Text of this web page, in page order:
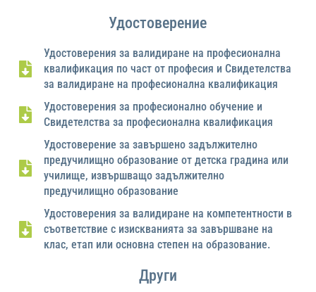
Удостоверение
Удостоверения за валидиране на професионална
квалификация по част от професия и Свидетелства
за валидиране на професионална квалификация
Удостоверения за професионално обучение и
Свидетелства за професионална квалификация
Удостоверение за завършено задължително
предучилищно образование от детска градина или
училище, извършващо задължително
предучилищно образование
Удостоверения за валидиране на компетентности в
съответствие с изискванията за завършване на
клас, етап или основна степен на образование.
Други